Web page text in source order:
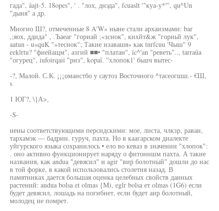
гада", âajt-5. 18opes", ' . "лох, днэда", fcuaslt '"куа-у*"', qu^Un
"дыня" а др.
Многио Ш?, отмеченные 8 A'W» ныне стали архаизмами: bar
,;яох, ддида" , .Ъаеаг "гориай ;«зснок", кихйт&ж "горньй лук",
aatun - u»quK "»теснок"; Такие нзавашя» как tnrfcuu 'Чыш" 9
eeklrtu? "фиейащм", азгий ■■• "платан", ïc^'an "реветь".., tarraûa
"огурец", iufoirqaii "риз", kopaî. ''хлопок1' бьшч вытес-
-?, Малой. С.К. ¡¡¡оманстбо у саутоз Восточного ^тасеогшш.- €Ш,
s
1 ЮГ?, \}А>,
-S-
нены соответствующими персидскими: мое, листа, члкзр, раван,
тархамэк — бадрин. гуруч, пахта. Но в каагарском диалекте
уйгурского языка сохранилось • ело во кеваз в значении "хлопок":
. оно активно функционирует наряду о фитонншм пахта. А такие
названия, как andua "девясил" и agir "вир болотный" дошли до нас
в той форке, в какой использовались столетия назад. В
памятниках дается большая оценка целебных свойств данных
растений: audua bolsa et olmas {M), eglr bolsa ет olmas (1G6) если
будет девясил, лошадь на погибнет, если будет аир болотный,
молодец не помрет.